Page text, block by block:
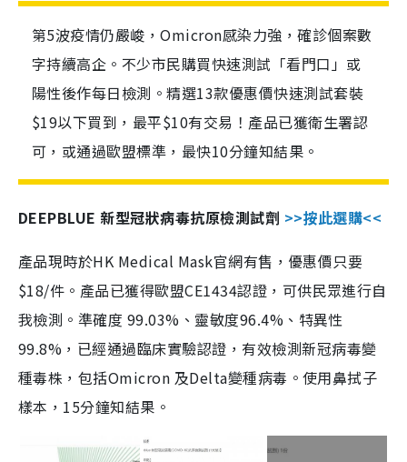
第5波疫情仍嚴峻，Omicron感染力強，確診個案數
字持續高企。不少市民購買快速測試「看門口」或
陽性後作每日檢測。精選13款優惠價快速測試套裝
$19以下買到，最平$10有交易！產品已獲衛生署認
可，或通過歐盟標準，最快10分鐘知結果。
DEEPBLUE 新型冠狀病毒抗原檢測試劑 >>按此選購<<
產品現時於HK Medical Mask官網有售，優惠價只要
$18/件。產品已獲得歐盟CE1434認證，可供民眾進行自
我檢測。準確度 99.03%、靈敏度96.4%、特異性
99.8%，已經通過臨床實驗認證，有效檢測新冠病毒變
種毒株，包括Omicron 及Delta變種病毒。使用鼻拭子
樣本，15分鐘知結果。